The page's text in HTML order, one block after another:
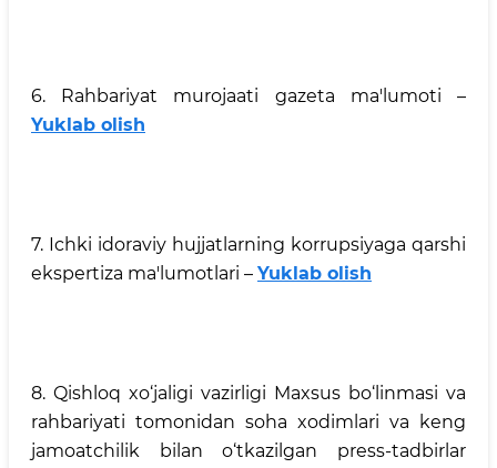
6. Rahbariyat murojaati gazeta ma'lumoti –
Yuklab olish
7. Ichki idoraviy hujjatlarning korrupsiyaga qarshi
ekspertiza ma'lumotlari – Yuklab olish
8. Qishloq xo‘jaligi vazirligi Maxsus bo‘linmasi va
rahbariyati tomonidan soha xodimlari va keng
jamoatchilik bilan o‘tkazilgan press-tadbirlar